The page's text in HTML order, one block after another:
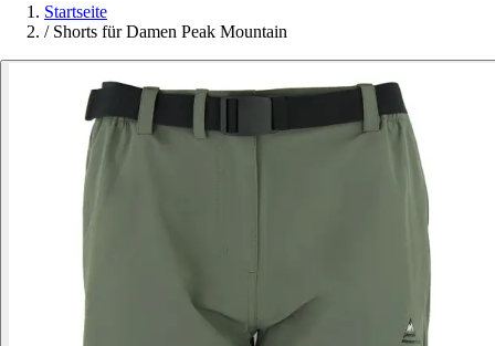
Startseite
/ Shorts für Damen Peak Mountain